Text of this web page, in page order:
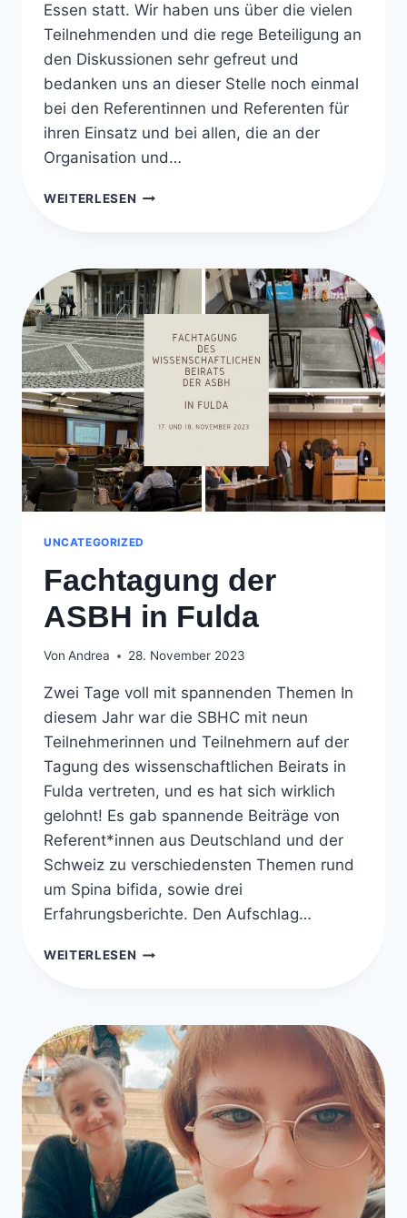
Essen statt. Wir haben uns über die vielen
Teilnehmenden und die rege Beteiligung an
den Diskussionen sehr gefreut und
bedanken uns an dieser Stelle noch einmal
bei den Referentinnen und Referenten für
ihren Einsatz und bei allen, die an der
Organisation und…
WEITERLESEN FAKTEN-
UNCATEGORIZED
Fachtagung der
ASBH in Fulda
Von Andrea 28. November 2023
Zwei Tage voll mit spannenden Themen In
diesem Jahr war die SBHC mit neun
Teilnehmerinnen und Teilnehmern auf der
Tagung des wissenschaftlichen Beirats in
Fulda vertreten, und es hat sich wirklich
gelohnt! Es gab spannende Beiträge von
Referent*innen aus Deutschland und der
Schweiz zu verschiedensten Themen rund
um Spina bifida, sowie drei
Erfahrungsberichte. Den Aufschlag…
WEITERLESEN FACHTAGUNG
FULDA